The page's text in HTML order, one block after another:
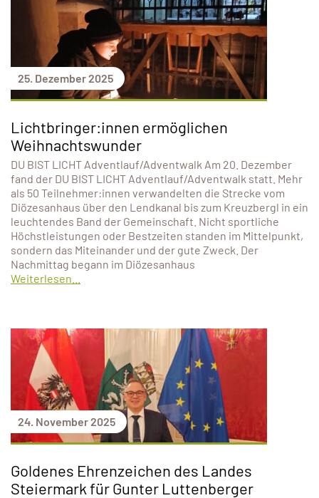
25. Dezember 2025
Lichtbringer:innen ermöglichen
Weihnachtswunder
DU BIST LICHT Adventlauf/Adventwalk Am 20. Dezember
fand der DU BIST LICHT Adventlauf/Adventwalk statt. Mehr
als 50 Teilnehmer:innen verwandelten die Strecke vom
Diözesanhaus über den Lendkanal bis zum Kreuzbergl in ein
leuchtendes Band der Gemeinschaft. Nicht sportliche
Höchstleistungen oder Bestzeiten standen im Mittelpunkt,
sondern das Miteinander und der gute Zweck. Der
Nachmittag begann im Diözesanhaus
Weiterlesen...
24. November 2025
Goldenes Ehrenzeichen des Landes
Steiermark für Gunter Luttenberger